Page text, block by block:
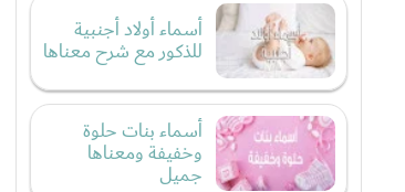
أسماء أولاد أجنبية
للذكور مع شرح معناها
أسماء بنات حلوة
وخفيفة ومعناها
جميل